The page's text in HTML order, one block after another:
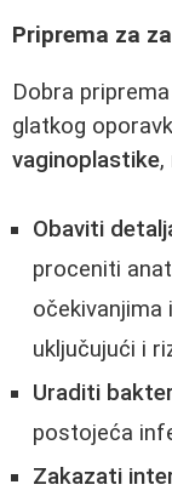
Priprema za
Dobra
glatkog
vaginoplastike,
Obaviti
proceniti
očekivanjima
uključujući i
Uraditi
postojеća
Zakazati